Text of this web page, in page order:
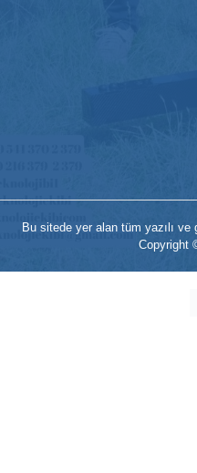
Bu sitede yer alan tüm yazılı
Copyright